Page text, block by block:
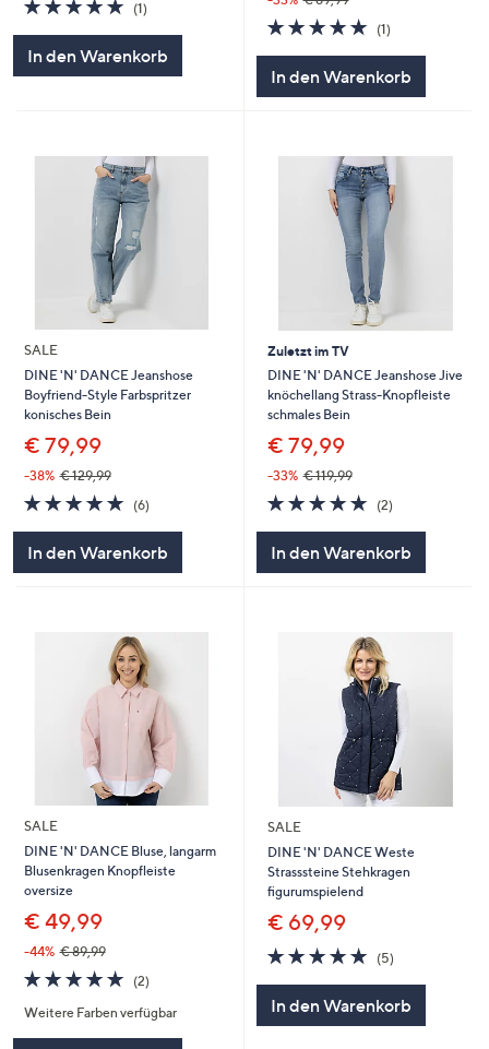
von
(1)
In den Warenkorb
5.0
von
5
(1)
In den Warenkorb
SALE
DINE 'N' DANCE Jeanshose
Boyfriend-Style Farbspritzer
konisches Bein
€ 79,99
-38% € 129,99
5.0
von
(6)
In den Warenkorb
Zuletzt im TV
DINE 'N' DANCE Jeanshose Jive
knöchellang Strass-Knopfleiste
schmales Bein
€ 79,99
-33% € 119,99
5.0
von
5
(2)
In den Warenkorb
SALE
DINE 'N' DANCE Bluse, langarm
Blusenkragen Knopfleiste
oversize
€ 49,99
-44% € 89,99
5.0
von
5
(2)
Weitere Farben verfügbar
SALE
DINE 'N' DANCE Weste
Strasssteine Stehkragen
figurumspielend
€ 69,99
5.0
von
(5)
In den Warenkorb